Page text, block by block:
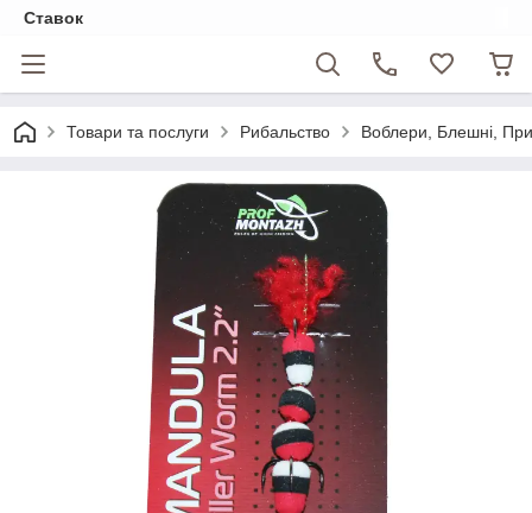
Ставок
Товари та послуги Рибальство Воблери, Блешні,